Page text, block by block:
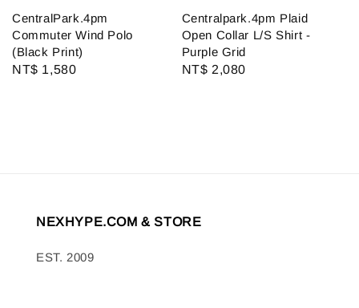
CentralPark.4pm
Commuter Wind Polo
(Black Print)
Regular
NT$ 1,580
Centralpark.4pm Plaid
Open Collar L/S Shirt -
Purple Grid
Regular
NT$ 2,080
NEXHYPE.COM & STORE
EST. 2009